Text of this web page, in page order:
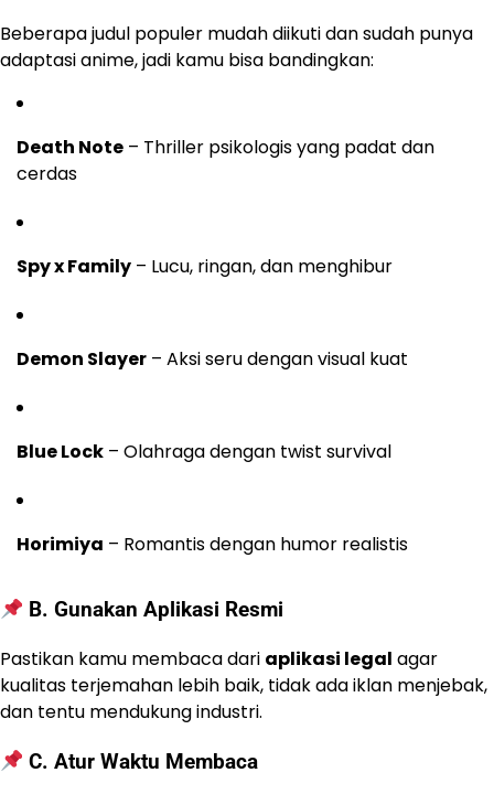
Beberapa judul populer mudah diikuti dan sudah punya
adaptasi anime, jadi kamu bisa bandingkan:
Death Note – Thriller psikologis yang padat dan
cerdas
Spy x Family – Lucu, ringan, dan menghibur
Demon Slayer – Aksi seru dengan visual kuat
Blue Lock – Olahraga dengan twist survival
Horimiya – Romantis dengan humor realistis
B. Gunakan Aplikasi Resmi
Pastikan kamu membaca dari aplikasi legal agar
kualitas terjemahan lebih baik, tidak ada iklan menjebak,
dan tentu mendukung industri.
C. Atur Waktu Membaca